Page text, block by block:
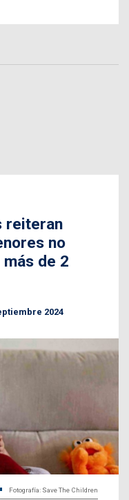
reiteran
no
de 2
2024
Fotografía: Save The Children